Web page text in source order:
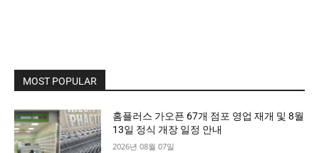
MOST POPULAR
홈플러스 가오픈 67개 점포 영업 재개 및 8월
13일 정식 개장 일정 안내
2026년 08월 07일